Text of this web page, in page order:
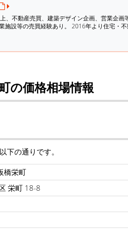
、不動産売買、建築デザイン企画、営業企
施設等の売買経験あり。 2016年より住宅・
の価格相場情報
下の通りです。
橋栄町
栄町 18-8